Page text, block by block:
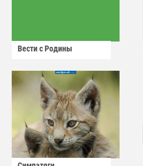
Вести с Родины